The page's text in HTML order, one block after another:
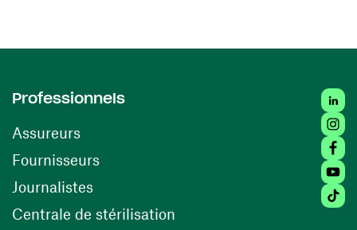
Professionnels
Assureurs
Fournisseurs(ouvre une nouvelle fenêtre)
Journalistes
Centrale de stérilisation (ouvre une nouvelle